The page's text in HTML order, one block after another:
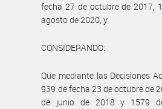
fecha 27 de octubre de 2017,
agosto de 2020, y
CONSIDERANDO:
Que mediante las Decisiones
939 de fecha 23 de octubre de
de junio de 2018 y 1579